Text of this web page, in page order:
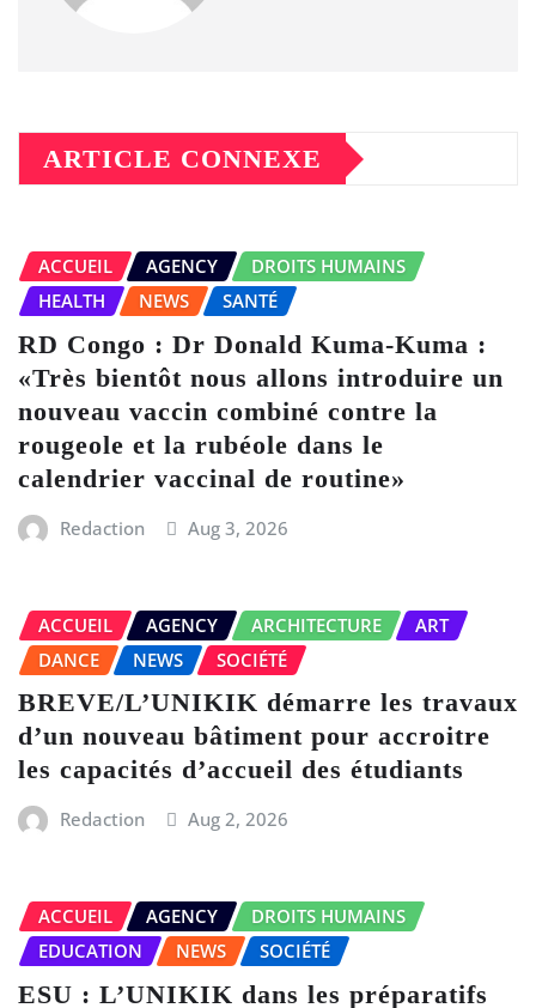
ARTICLE CONNEXE
ACCUEIL AGENCY
DROITS HUMAINS
HEALTH
NEWS SANTÉ
RD Congo : Dr Donald Kuma-Kuma :
«Très bientôt nous allons introduire un
nouveau vaccin combiné contre la
rougeole et la rubéole dans le
calendrier vaccinal de routine»
Redaction Aug 3, 2026
ACCUEIL AGENCY ARCHITECTURE
ART
DANCE
NEWS SOCIÉTÉ
BREVE/L’UNIKIK démarre les travaux
d’un nouveau bâtiment pour accroitre
les capacités d’accueil des étudiants
Redaction Aug 2, 2026
ACCUEIL AGENCY
DROITS HUMAINS
EDUCATION
NEWS SOCIÉTÉ
ESU : L’UNIKIK dans les préparatifs